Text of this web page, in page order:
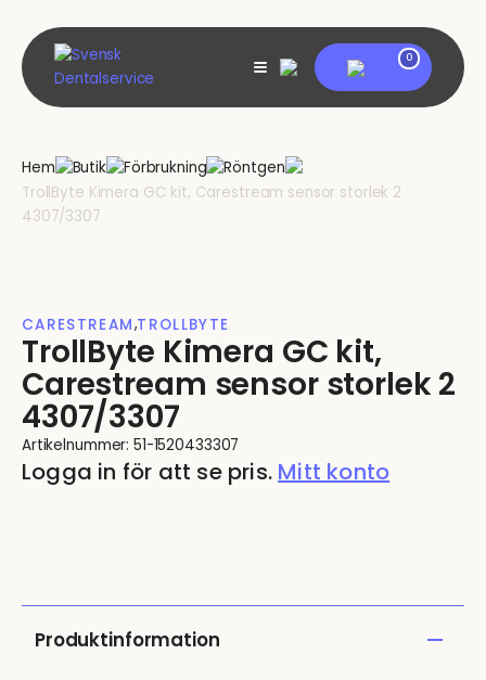
content
My account
View
shopping
0
Hem Butik Förbrukning
Röntgen
TrollByte Kimera GC kit, Carestream sensor storlek 2
4307/3307
CARESTREAM,TROLLBYTE
TrollByte Kimera GC kit,
Carestream sensor storlek 2
4307/3307
Artikelnummer: 51-1520433307
Logga in för att se pris. Mitt konto
Produktinformation